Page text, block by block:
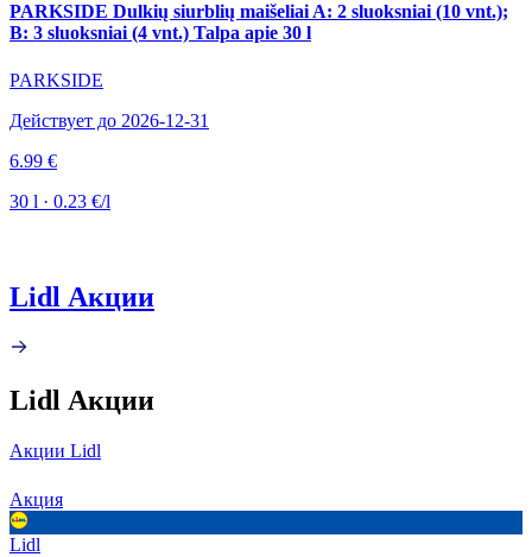
PARKSIDE Dulkių siurblių maišeliai A: 2 sluoksniai (10 vnt.);
B: 3 sluoksniai (4 vnt.) Talpa apie 30 l
PARKSIDE
Действует до 2026-12-31
6.99 €
30 l · 0.23 €/l
Lidl Акции
Lidl Акции
Акции Lidl
Акция
Lidl